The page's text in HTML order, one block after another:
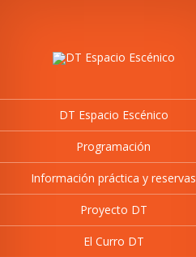
DT Espacio Escénico
Programación
Información práctica y reservas
Proyecto DT
El Curro DT